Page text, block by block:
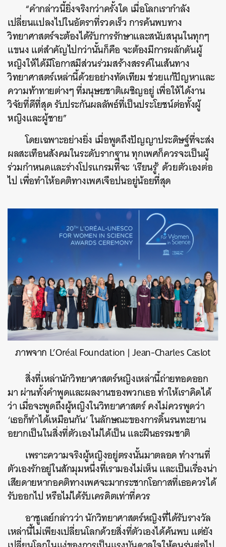
“คำกล่าวนี้ยิ่งจริงกว่าครั้งใด เมื่อโลกเรากำลัง
เปลี่ยนแปลงไปในอัตราที่รวดเร็ว การค้นพบทาง
วิทยาศาสตร์จะต้องได้รับการรักษาและสนับสนุนในทุกๆ
แขนง แต่สำคัญไปกว่านั้นก็คือ จะต้องมีการผลักดันผู้
หญิงให้ได้มีโอกาสมีส่วนร่วมสร้างสรรค์ในเส้นทาง
วิทยาศาสตร์เหล่านี้ด้วยอย่างทัดเทียม ช่วยแก้ปัญหาและ
ความท้าทายต่างๆ ที่มนุษยชาติเผชิญอยู่ เพื่อให้ได้งาน
วิจัยที่ดีที่สุด รับประกันผลลัพธ์ที่เป็นประโยชน์ต่อทั้งผู้
หญิงและผู้ชาย”
โดยเฉพาะอย่างยิ่ง เมื่อพูดถึงปัญญาประดิษฐ์ที่จะส่ง
ผลสะเทือนสังคมในระดับรากฐาน ทุกเพศก็ควรจะเป็นผู้
ร่วมกำหนดและร่างโปรแกรมที่จะ ‘เรียนรู้’ ด้วยตัวเองต่อ
ไป เพื่อทำให้อคติทางเพศเจือปนอยู่น้อยที่สุด
ภาพจาก L’Oréal Foundation | Jean-Charles Caslot
สิ่งที่เหล่านักวิทยาศาสตร์หญิงเหล่านี้ถ่ายทอดออก
มา ผ่านทั้งคำพูดและผลงานของพวกเธอ ทำให้เราคิดได้
ว่า เมื่อจะพูดถึงผู้หญิงในวิทยาศาสตร์ คงไม่ควรพูดว่า
‘เธอก็ทำได้เหมือนกัน’ ในลักษณะของการดิ้นรนทะยาน
อยากเป็นในสิ่งที่ตัวเองไม่ได้เป็น และฝืนธรรมชาติ
เพราะความจริงผู้หญิงอยู่ตรงนั้นมาตลอด ทำงานที่
ตัวเองรักอยู่ในสักมุมหนึ่งที่เรามองไม่เห็น และเป็นเรื่องน่า
เสียดายหากอคติทางเพศจะมากระชากโอกาสที่เธอควรได้
รับออกไป หรือไม่ได้รับเครดิตเท่าที่ควร
อาซูเลย์กล่าวว่า นักวิทยาศาสตร์หญิงที่ได้รับรางวัล
เหล่านี้ไม่เพียงเปลี่ยนโลกด้วยสิ่งที่ตัวเองได้ค้นพบ แต่ยัง